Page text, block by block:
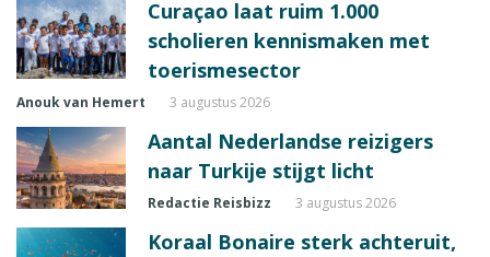
Curaçao laat ruim 1.000
scholieren kennismaken met
toerismesector
Anouk van Hemert 3 augustus 2026
Aantal Nederlandse reizigers
naar Turkije stijgt licht
Redactie Reisbizz 3 augustus 2026
Koraal Bonaire sterk achteruit,